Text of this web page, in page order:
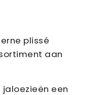
plissé
aan
een